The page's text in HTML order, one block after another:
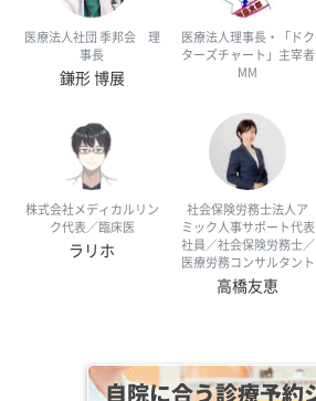
医療法人社団 季邦会 理
事長
鎌形 博展
医療法人理事長・「ドク
ターズチャート」主宰者
MM
株式会社メディカルリン
ク代表／臨床医
ラリホ
社会保険労務士法人ア
ミック人事サポート代表
社員／社会保険労務士／
医療労務コンサルタント
高橋友恵